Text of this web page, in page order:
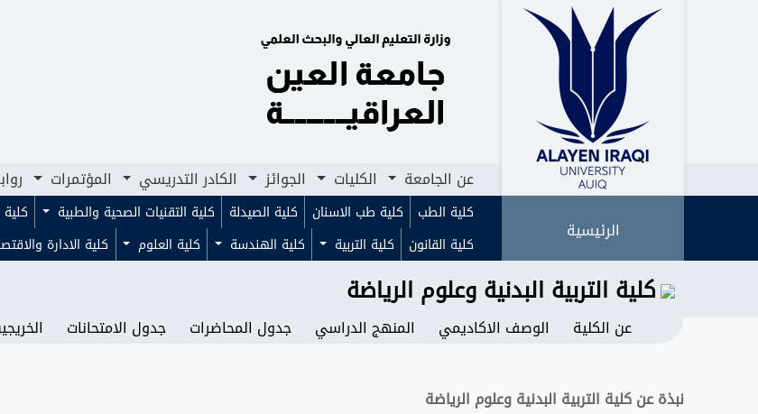
الرئيسية الكليات الجوائز الكادر التدريسي
عن الجامعة الكليات الجوائز الكادر التدريسي المؤتمرات
الرئيسية
كلية الطب كلية طب الاسنان كلية الصيدلة كلية التقنيات الصحية والطبية كلية
كلية القانون
كلية التربية كلية الهندسة كلية العلوم كلية الادارة
كلية التربية البدنية وعلوم الرياضة
عن الكلية الوصف الاكاديمي المنهج الدراسي جدول المحاضرات جدول الامتحانات
نبذة عن كلية التربية البدنية وعلوم الرياضة